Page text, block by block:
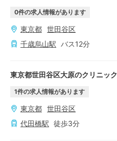
0件の求人情報があります
東京都 世田谷区
千歳烏山駅 バス12分
東京都世田谷区大原のクリニック
1件の求人情報があります
東京都 世田谷区
代田橋駅 徒歩3分